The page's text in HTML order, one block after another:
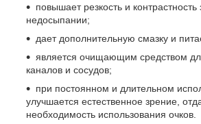
повышает резкость и
недосыпании;
дает дополнительную смазку и
является очищающим средством
каналов и сосудов;
при постоянном и длительном
улучшается естественное зрение,
необходимость использования очков.